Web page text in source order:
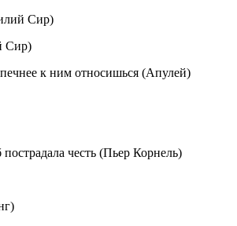
Сир)
Сир)
к ним относишься (Апулей)
честь (Пьер Корнель)